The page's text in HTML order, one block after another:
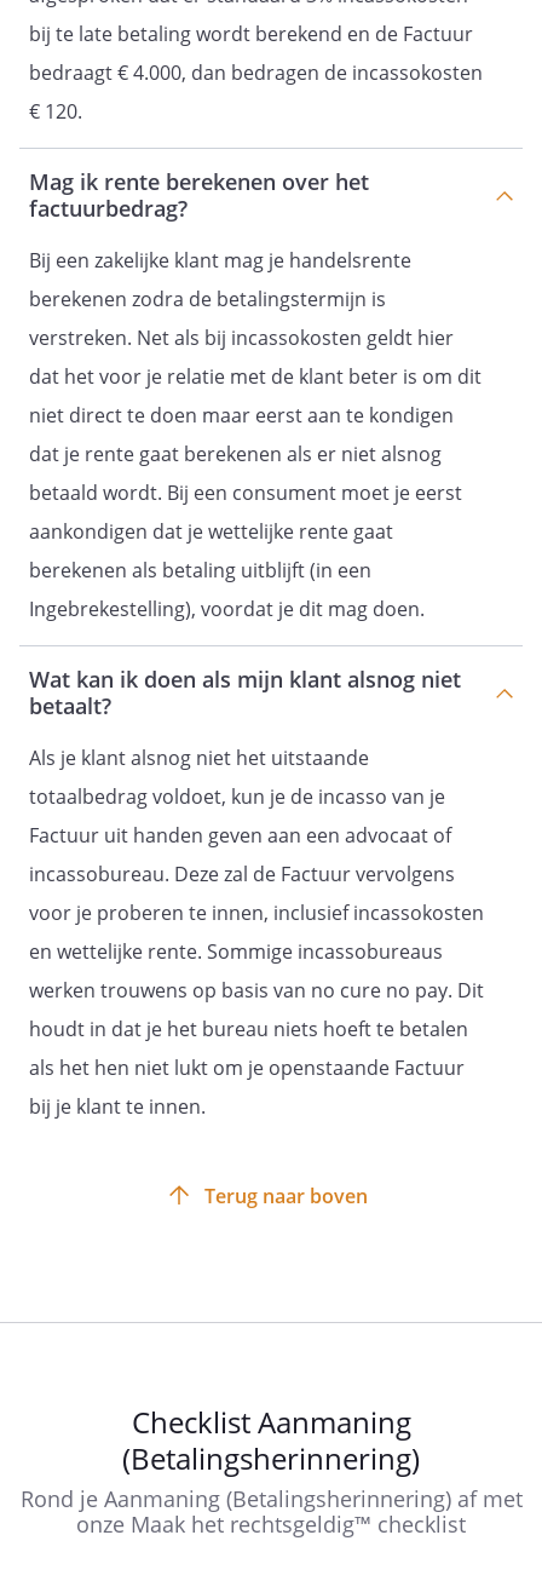
bij te late betaling wordt berekend en de Factuur
bedraagt € 4.000, dan bedragen de incassokosten
€ 120.
Mag ik rente berekenen over het
factuurbedrag?
Bij een zakelijke klant mag je handelsrente
berekenen zodra de betalingstermijn is
verstreken. Net als bij incassokosten geldt hier
dat het voor je relatie met de klant beter is om dit
niet direct te doen maar eerst aan te kondigen
dat je rente gaat berekenen als er niet alsnog
betaald wordt. Bij een consument moet je eerst
aankondigen dat je wettelijke rente gaat
berekenen als betaling uitblijft (in een
Ingebrekestelling), voordat je dit mag doen.
Wat kan ik doen als mijn klant alsnog niet
betaalt?
Als je klant alsnog niet het uitstaande
totaalbedrag voldoet, kun je de incasso van je
Factuur uit handen geven aan een advocaat of
incassobureau. Deze zal de Factuur vervolgens
voor je proberen te innen, inclusief incassokosten
en wettelijke rente. Sommige incassobureaus
werken trouwens op basis van no cure no pay. Dit
houdt in dat je het bureau niets hoeft te betalen
als het hen niet lukt om je openstaande Factuur
bij je klant te innen.
Terug naar boven
Checklist Aanmaning
(Betalingsherinnering)
Rond je Aanmaning (Betalingsherinnering) af met
onze Maak het rechtsgeldig™ checklist